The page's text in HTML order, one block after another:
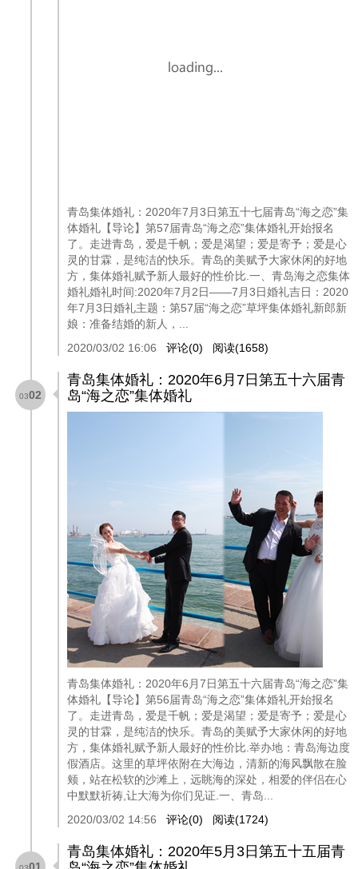
青岛集体婚礼：2020年7月3日第五十七届青岛“海之恋”集
体婚礼【导论】第57届青岛“海之恋”集体婚礼开始报名
了。走进青岛，爱是千帆；爱是渴望；爱是寄予；爱是心
灵的甘霖，是纯洁的快乐。青岛的美赋予大家休闲的好地
方，集体婚礼赋予新人最好的性价比.一、青岛海之恋集体
婚礼婚礼时间:2020年7月2日——7月3日婚礼吉日：2020
年7月3日婚礼主题：第57届“海之恋”草坪集体婚礼新郎新
娘：准备结婚的新人，...
2020/03/02 16:06 评论(0) 阅读(1658)
0302
青岛集体婚礼：2020年6月7日第五十六届青
岛“海之恋”集体婚礼
青岛集体婚礼：2020年6月7日第五十六届青岛“海之恋”集
体婚礼【导论】第56届青岛“海之恋”集体婚礼开始报名
了。走进青岛，爱是千帆；爱是渴望；爱是寄予；爱是心
灵的甘霖，是纯洁的快乐。青岛的美赋予大家休闲的好地
方，集体婚礼赋予新人最好的性价比.举办地：青岛海边度
假酒店。这里的草坪依附在大海边，清新的海风飘散在脸
颊，站在松软的沙滩上，远眺海的深处，相爱的伴侣在心
中默默祈祷,让大海为你们见证.一、青岛...
2020/03/02 14:56 评论(0) 阅读(1724)
青岛集体婚礼：2020年5月3日第五十五届青